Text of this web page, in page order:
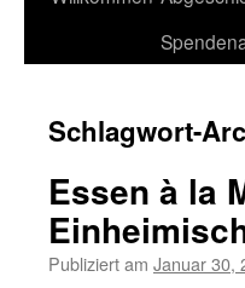
Schlagwort-
Essen à la
Publiziert am Januar 30,